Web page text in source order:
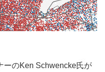
ーのKen Schwencke氏が